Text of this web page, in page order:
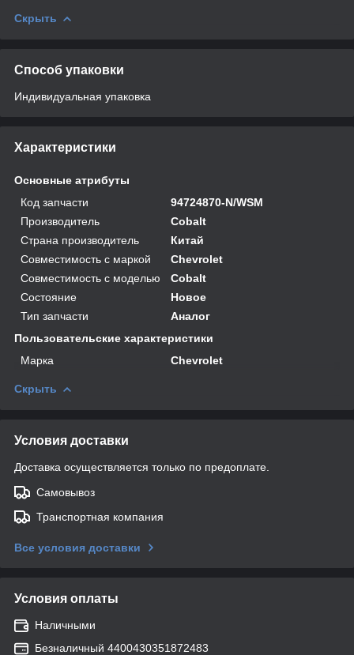
Скрыть
Способ упаковки
Индивидуальная упаковка
Характеристики
Основные атрибуты
Код запчасти
94724870-N/WSM
Производитель
Cobalt
Страна производитель
Китай
Совместимость с маркой
Chevrolet
Совместимость с моделью
Cobalt
Состояние
Новое
Тип запчасти
Аналог
Пользовательские характеристики
Марка
Chevrolet
Скрыть
Условия доставки
Доставка осуществляется только по предоплате.
Самовывоз
Транспортная компания
Все условия доставки
Условия оплаты
Наличными
Безналичный 4400430351872483